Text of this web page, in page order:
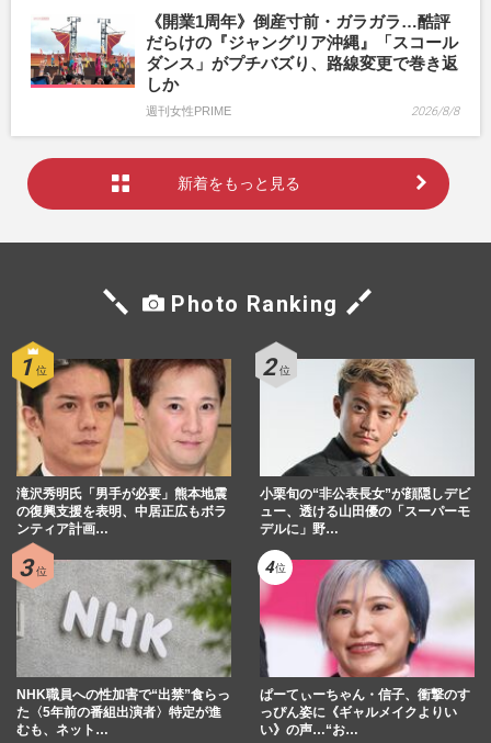
《開業1周年》倒産寸前・ガラガラ…酷評
だらけの『ジャングリア沖縄』「スコール
ダンス」がプチバズり、路線変更で巻き返
しか
週刊女性PRIME 2026/8/8
新着をもっと見る
Photo Ranking
滝沢秀明氏「男手が必要」熊本地震
の復興支援を表明、中居正広もボラ
ンティア計画…
小栗旬の“非公表長女”が顔隠しデビ
ュー、透ける山田優の「スーパーモ
デルに」野…
NHK職員への性加害で“出禁”食らっ
た〈5年前の番組出演者〉特定が進
むも、ネット…
ぱーてぃーちゃん・信子、衝撃のす
っぴん姿に《ギャルメイクよりい
い》の声…“お…